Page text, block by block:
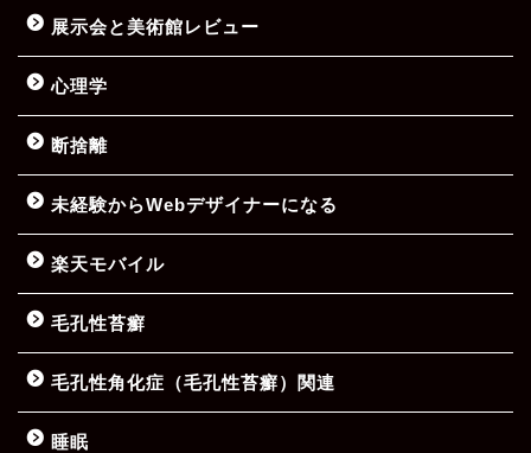
展示会と美術館レビュー
心理学
断捨離
未経験からWebデザイナーになる
楽天モバイル
毛孔性苔癬
毛孔性角化症（毛孔性苔癬）関連
睡眠